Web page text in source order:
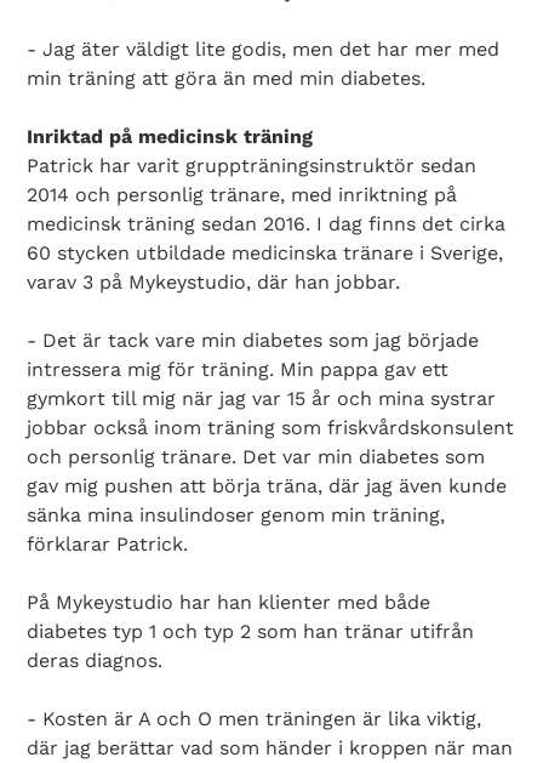
Search Diabetes Wellness Sverige
- Jag äter väldigt lite godis, men det har mer med
min träning att göra än med min diabetes.
Inriktad på medicinsk träning
Patrick har varit gruppträningsinstruktör sedan
2014 och personlig tränare, med inriktning på
medicinsk träning sedan 2016. I dag finns det cirka
60 stycken utbildade medicinska tränare i Sverige,
varav 3 på Mykeystudio, där han jobbar.
- Det är tack vare min diabetes som jag började
intressera mig för träning. Min pappa gav ett
gymkort till mig när jag var 15 år och mina systrar
jobbar också inom träning som friskvårdskonsulent
och personlig tränare. Det var min diabetes som
gav mig pushen att börja träna, där jag även kunde
sänka mina insulindoser genom min träning,
förklarar Patrick.
På Mykeystudio har han klienter med både
diabetes typ 1 och typ 2 som han tränar utifrån
deras diagnos.
- Kosten är A och O men träningen är lika viktig,
där jag berättar vad som händer i kroppen när man